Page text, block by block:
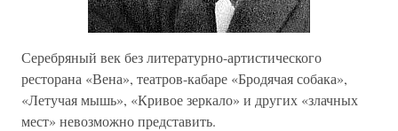
Серебряный век без литературно-артистического
ресторана «Вена», театров-кабаре «Бродячая собака»,
«Летучая мышь», «Кривое зеркало» и других «злачных
мест» невозможно представить.